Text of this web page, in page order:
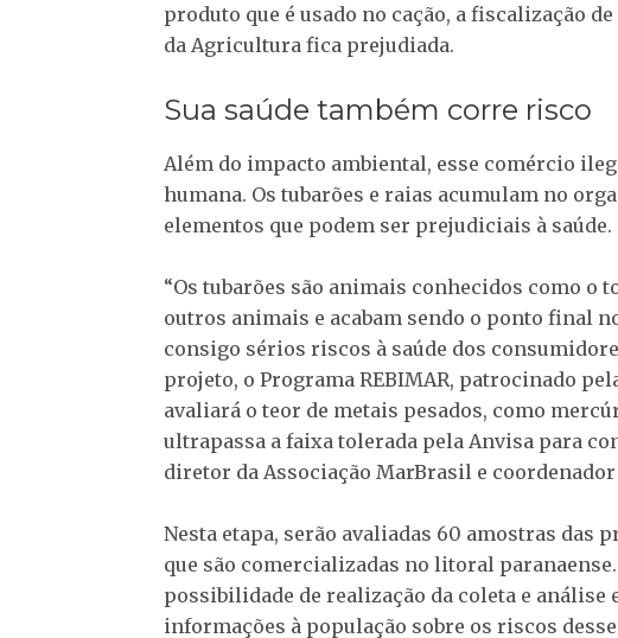
produto que é usado no cação, a fiscalização
da Agricultura fica prejudiada.
Sua saúde também corre risco
Além do impacto ambiental, esse comércio
humana. Os tubarões e raias acumulam no
elementos que podem ser prejudiciais à saúde.
“Os tubarões são animais conhecidos como o
outros animais e acabam sendo o ponto final
consigo sérios riscos à saúde dos
projeto, o Programa REBIMAR, patrocinado
avaliará o teor de metais pesados, como
ultrapassa a faixa tolerada pela Anvisa para
diretor da Associação MarBrasil e
Nesta etapa, serão avaliadas 60 amostras das
que são comercializadas no litoral
possibilidade de realização da coleta e análise
informações à população sobre os riscos